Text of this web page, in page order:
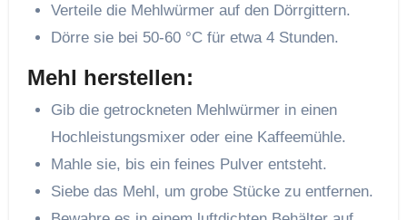
Verteile die Mehlwürmer auf den Dörrgittern.
Dörre sie bei 50-60 °C für etwa 4 Stunden.
Mehl herstellen:
Gib die getrockneten Mehlwürmer in einen
Hochleistungsmixer oder eine Kaffeemühle.
Mahle sie, bis ein feines Pulver entsteht.
Siebe das Mehl, um grobe Stücke zu entfernen.